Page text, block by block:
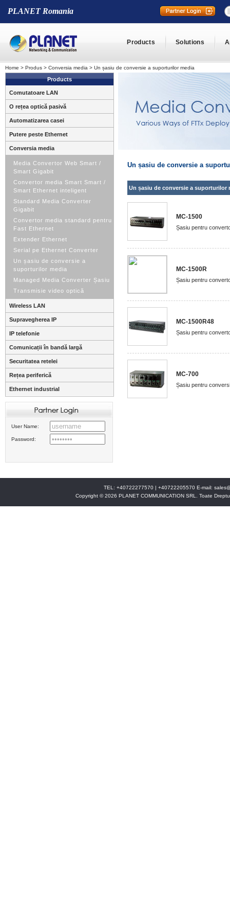
PLANET Romania
Solutions
Products
Home > Produs > Conversia media > Un șasiu de conversie a suporturilor media
Products
Comutatoare LAN
O rețea optică pasivă
Automatizarea casei
Putere peste Ethernet
Conversia media
Media Convertor Web Smart /
Smart Gigabit
Convertor media Smart Smart /
Smart Ethernet inteligent
Standard Media Converter
Gigabit
Convertor media standard pentru
Fast Ethernet
Extender Ethernet
Serial pe Ethernet Converter
Un șasiu de conversie a
suporturilor media
Managed Media Converter Șasiu
Transmisie video optică
Wireless LAN
Supravegherea IP
IP telefonie
Comunicații în bandă largă
Securitatea retelei
Rețea periferică
Ethernet industrial
User Name:
Password:
Un șasiu de conversie a
Un șasiu de conversie a suporturilor
MC-1500
Șasiu pentru
MC-1500R
Șasiu pentru
MC-1500R48
Șasiu pentru
MC-700
Șasiu pentru
TEL: +40722277570 | +40722205570 E-mail:
Copyright © 2026 PLANET COMMUNICATION SRL. Toate